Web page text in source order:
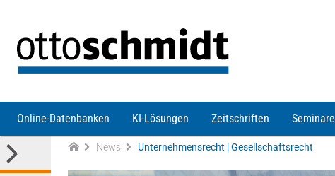
Online-Datenbanken KI-Lösungen Zeitschriften Seminare
News Unternehmensrecht | Gesellschaftsrecht